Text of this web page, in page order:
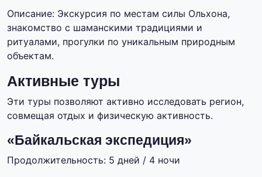
Описание: Экскурсия по местам силы Ольхона,
знакомство с шаманскими традициями и
ритуалами, прогулки по уникальным природным
объектам.
Активные туры
Эти туры позволяют активно исследовать регион,
совмещая отдых и физическую активность.
«Байкальская экспедиция»
Продолжительность: 5 дней / 4 ночи